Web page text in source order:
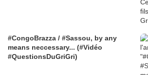
#CongoBrazza / #Sassou, by any
means neccessary... (#Vidéo
#QuestionsDuGriGri)